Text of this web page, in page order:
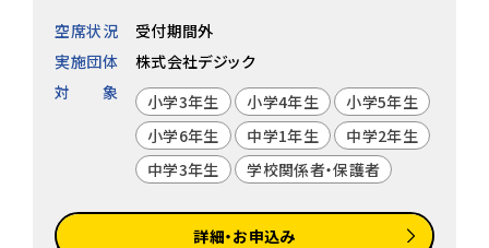
空席状況
受付期間外
実施団体
株式会社デジック
対象
小学3年生 小学4年生
小学5年生
小学6年生
中学1年生
中学2年生
中学3年生
学校関係者・保護者
詳細・お申込み